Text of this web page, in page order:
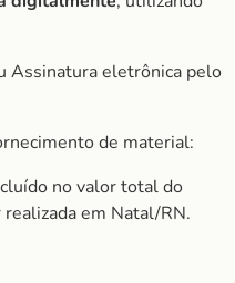
Assinatura eletrônica pelo
de material:
no valor total do
em Natal/RN.